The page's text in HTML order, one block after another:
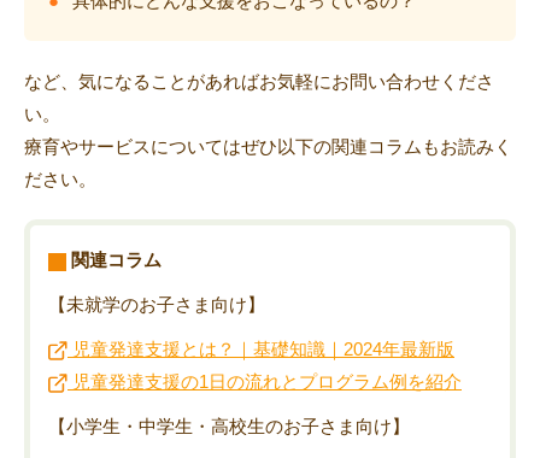
など、気になることがあればお気軽にお問い合わせくださ
い。
療育やサービスについてはぜひ以下の関連コラムもお読みく
ださい。
関連コラム
【未就学のお子さま向け】
児童発達支援とは？｜基礎知識｜2024年最新版
児童発達支援の1日の流れとプログラム例を紹介
【小学生・中学生・高校生のお子さま向け】